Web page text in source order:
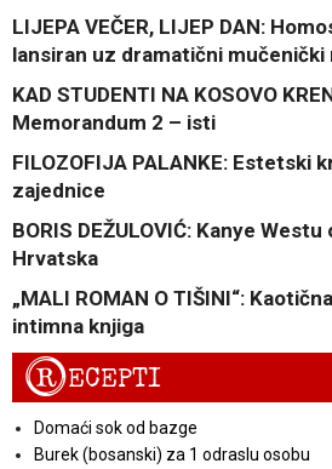
LIJEPA VEČER, LIJEP DAN:
lansiran uz dramatični mučenički
KAD STUDENTI NA KOSOVO
Memorandum 2 – isti
FILOZOFIJA PALANKE: Estetski
zajednice
BORIS DEŽULOVIĆ: Kanye
Hrvatska
„MALI ROMAN O TIŠINI“:
intimna knjiga
RECEPTI
Domaći sok od bazge
Burek (bosanski) za 1 odraslu osobu